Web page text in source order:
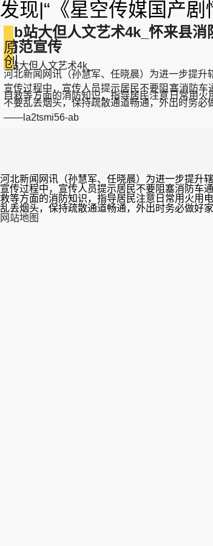
发现|“《星空传媒国产
原
创
b站大但人文艺术4k_怀来县
防范宣传
b站大但人文艺术4k_
河北新闻网讯（孙慧军、任晓晨）为进一步提升
宣传过程中，宣传人员提示居民不要阻塞消防
自救等方面的消防知识，指导居民注意日常用
不要乱丢烟头，保持疏散通道畅通，外出时务必
——la2tsmi56-ab
河北新闻网讯（孙慧军、任晓晨）为进一步提升
宣传过程中，宣传人员提示居民不要阻塞消防车
救等方面的消防知识，指导居民注意日常用火用
乱丢烟头，保持疏散通道畅通，外出时务必做好
网站地图